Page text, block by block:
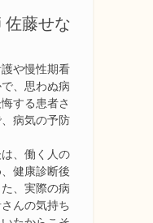
佐藤せな
や慢性期看
、思わぬ病
する患者さ
病気の予防
、働く人の
健康診断後
、実際の病
んの気持ち